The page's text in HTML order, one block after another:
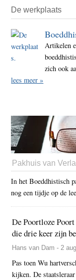
De werkplaats
Artikelen
zich ook
lees meer »
Pakhuis van
In het Boeddhistisch
nog een tijdje op de
De Poortloze
die drie keer zijn
Hans van Dam - 2
Pas toen Wu
kijken. De